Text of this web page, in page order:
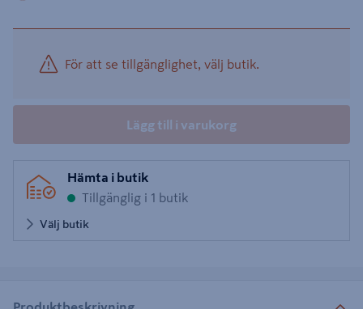
För att se tillgänglighet, välj butik.
Lägg till i varukorg
Hämta i butik
Tillgänglig i 1 butik
Välj butik
Produktbeskrivning